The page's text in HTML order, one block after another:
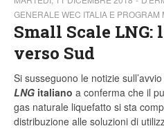
GENERALE WEC ITALIA E
Small Scale LNG:
verso Sud
Si susseguono le notizie
LNG italiano a conferma che il
gas naturale liquefatto si sta
distribuzione alle soluzioni di